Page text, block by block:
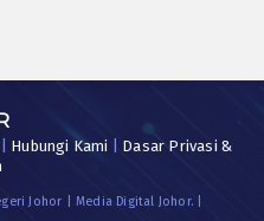
Hubungi Kami
Dasar Privasi &
Johor | Media Digital Johor. |